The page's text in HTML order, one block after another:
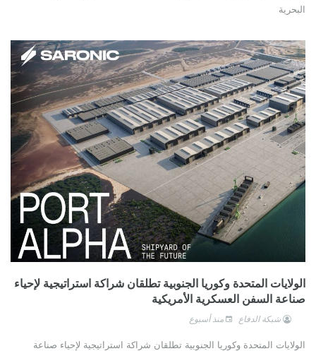
البحرية
الولايات المتحدة وكوريا الجنوبية تطلقان شراكة استراتيجية لإحياء
صناعة السفن العسكرية الأمريكية
شبكة الدفاع منذ أسبوع
الولايات المتحدة وكوريا الجنوبية تطلقان شراكة استراتيجية لإحياء صناعة